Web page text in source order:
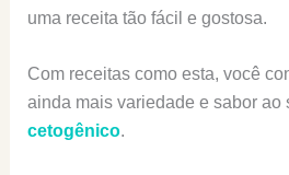
uma receita tão fácil e gostosa.
Com receitas como esta, você
ainda mais variedade e sabor ao
cetogênico.